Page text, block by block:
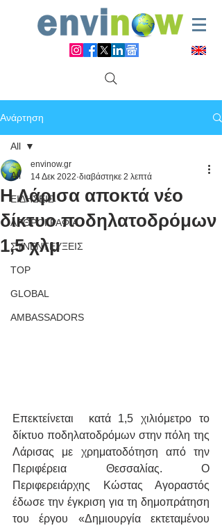
Ανάρτηση
All
ΕΙΔΗΣΕΙΣ
ΑΡΘΡΟΓΡΑΦΙΑ
ΣΥΝΕΝΤΕΥΞΕΙΣ
TOP
GLOBAL
AMBASSADORS
All
Η Λάρισα αποκτά νέο
δίκτυο ποδηλατοδρόμων
1,5 χλμ
envinow.gr
14 Δεκ 2022 διαβάστηκε 2 λεπτά
Επεκτείνεται  κατά 1,5 χιλιόμετρο το
δίκτυο ποδηλατοδρόμων στην πόλη της
Λάρισας με χρηματοδότηση από την
Περιφέρεια Θεσσαλίας. Ο
Περιφερειάρχης Κώστας Αγοραστός
έδωσε την έγκριση για τη δημοπράτηση
του έργου «Δημιουργία εκτεταμένου